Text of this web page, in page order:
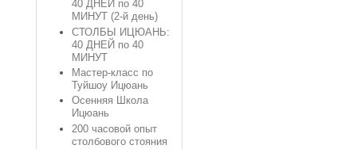
40 ДНЕЙ по 40
МИНУТ (2-й день)
СТОЛБЫ ИЦЮАНЬ:
40 ДНЕЙ по 40
МИНУТ
Мастер-класс по
Туйшоу Ицюань
Осенняя Школа
Ицюань
200 часовой опыт
столбового стояния